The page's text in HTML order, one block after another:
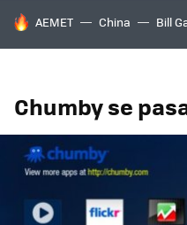
HOY SE HABLA DE
AEMET China Bill
Chumby se